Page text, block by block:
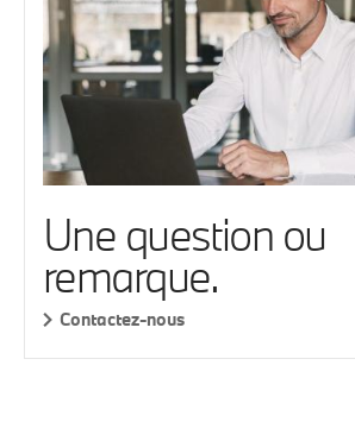
Une question ou
remarque.
Contactez-nous